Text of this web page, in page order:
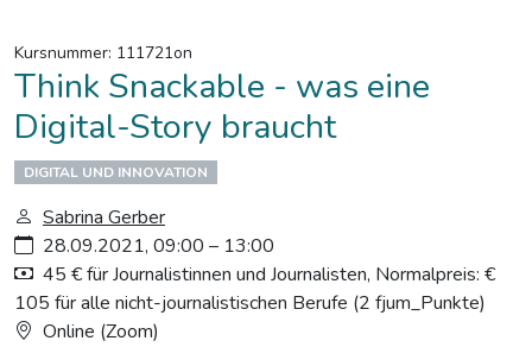
Kursnummer: 111721on
Think Snackable - was eine
Digital-Story braucht
DIGITAL UND INNOVATION
Sabrina Gerber
28.09.2021, 09:00 – 13:00
45 € für Journalistinnen und Journalisten, Normalpreis: €
105 für alle nicht-journalistischen Berufe (2 fjum_Punkte)
Online (Zoom)